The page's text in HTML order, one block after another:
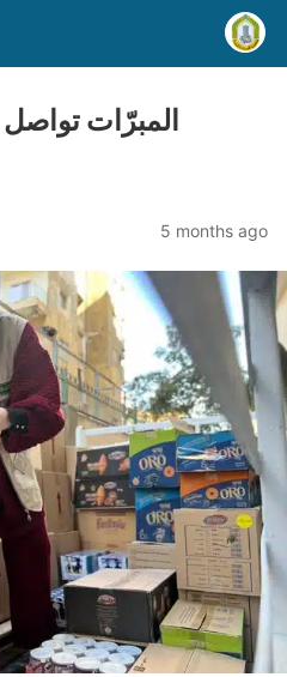
المبرّات تواصل
5 months ago